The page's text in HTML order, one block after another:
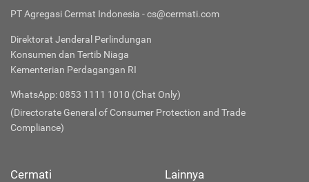
PT Agregasi Cermat Indonesia - cs@cermati.com
Direktorat Jenderal Perlindungan
Konsumen dan Tertib Niaga
Kementerian Perdagangan RI
WhatsApp: 0853 1111 1010 (Chat Only)
(Directorate General of Consumer Protection and Trade
Compliance)
Cermati Lainnya